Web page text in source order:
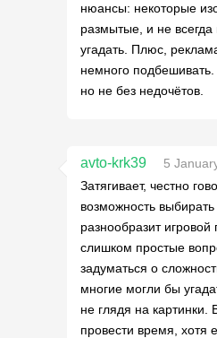
нюансы: некоторые
размытые, и не
угадать. Плюс,
немного
но не без недочётов.
avto-krk39
5
Затягивает, честно
возможность
разнообразит
слишком простые
задуматься о
многие могли бы
не глядя на
провести время, хотя